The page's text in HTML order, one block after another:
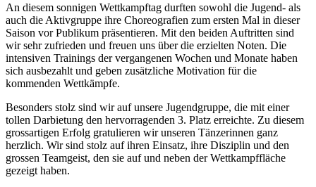
An diesem sonnigen Wettkampftag durften sowohl die Jugend- als
auch die Aktivgruppe ihre Choreografien zum ersten Mal in dieser
Saison vor Publikum präsentieren. Mit den beiden Auftritten sind
wir sehr zufrieden und freuen uns über die erzielten Noten. Die
intensiven Trainings der vergangenen Wochen und Monate haben
sich ausbezahlt und geben zusätzliche Motivation für die
kommenden Wettkämpfe.
Besonders stolz sind wir auf unsere Jugendgruppe, die mit einer
tollen Darbietung den hervorragenden 3. Platz erreichte. Zu diesem
grossartigen Erfolg gratulieren wir unseren Tänzerinnen ganz
herzlich. Wir sind stolz auf ihren Einsatz, ihre Disziplin und den
grossen Teamgeist, den sie auf und neben der Wettkampffläche
gezeigt haben.